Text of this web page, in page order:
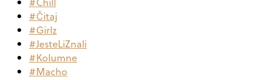
#Čitaj
#Girlz
#JesteLiZnali
#Kolumne
#Macho